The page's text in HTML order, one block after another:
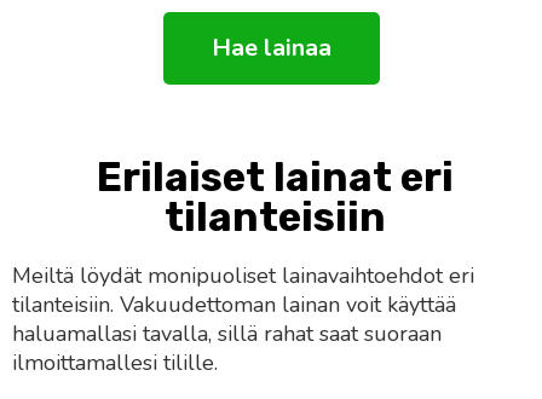
Hae lainaa
Erilaiset lainat eri
tilanteisiin
Meiltä löydät monipuoliset lainavaihtoehdot eri
tilanteisiin. Vakuudettoman lainan voit käyttää
haluamallasi tavalla, sillä rahat saat suoraan
ilmoittamallesi tilille.